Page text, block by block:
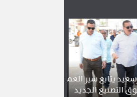
سير العمل
الجديد